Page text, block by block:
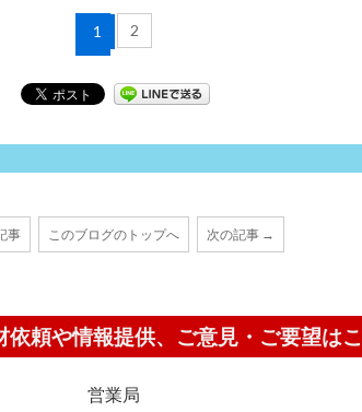
1 2
事 このブログのトップへ 次の記事 →
依頼や情報提供、ご意見・ご要望は
営業局